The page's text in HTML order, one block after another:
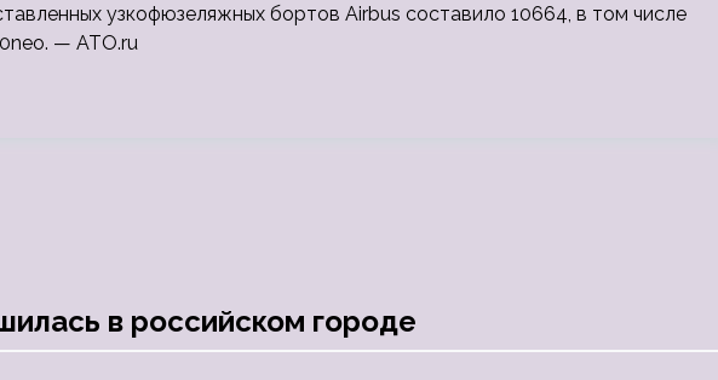
узкофюзеляжных бортов Airbus составило 10664, в том числе
— ATO.ru
в российском городе